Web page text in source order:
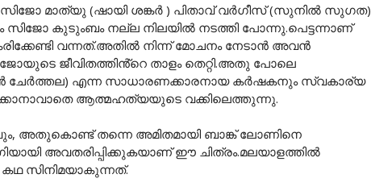
മാത്യു (ഷായി ശങ്കർ ) പിതാവ് വർഗീസ് (സുനിൽ സുഗത)
കുടുംബം നല്ല നിലയിൽ നടത്തി പോന്നു.പെട്ടന്നാണ്
വന്നത്.അതിൽ നിന്ന് മോചനം നേടാൻ അവൻ
ജീവിതത്തിൻ്റെ താളം തെറ്റി.അതു പോലെ
ചേർത്തല) എന്ന സാധാരണക്കാരനായ കർഷകനും സ്വകാര്യ
ആത്മഹത്യയുടെ വക്കിലെത്തുന്നു.
അതുകൊണ്ട് തന്നെ അമിതമായി ബാങ്ക് ലോണിനെ
അവതരിപ്പിക്കുകയാണ് ഈ ചിത്രം.മലയാളത്തിൽ
സിനിമയാകുന്നത്.